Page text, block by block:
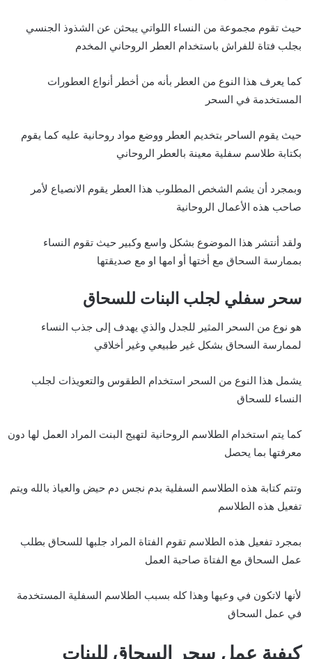
حيث تقوم مجموعة من النساء اللواتي يبحثن عن الشذوذ الجنسي
بجلب فتاة للفراش باستخدام العطر الروحاني المخدم
كما يعرف هذا النوع من العطر بأنه من أخطر أنواع العطورات
المستخدمة في السحر
حيث يقوم الساحر بتخديم العطر ووضع مواد روحانية عليه كما يقوم
بكتابة طلاسم سفلية معينة بالعطر الروحاني
وبمجرد أن يشم الشخص المطلوب هذا العطر يقوم الانصياع لأمر
صاحب هذه الأعمال الروحانية
ولقد أنتشر هذا الموضوع بشكل واسع وكبير حيث تقوم النساء
بممارسة السحاق مع أختها أو امها او مع صديقتها
سحر سفلي لجلب البنات للسحاق
هو نوع من السحر المثير للجدل والذي يهدف إلى جذب النساء
لممارسة السحاق بشكل غير طبيعي وغير أخلاقي
يشمل هذا النوع من السحر استخدام الطقوس والتعويذات لجلب
النساء للسحاق
كما يتم استخدام الطلاسم الروحانية لتهيج البنت المراد العمل لها دون
معرفتها بما يحصل
وتتم كتابة هذه الطلاسم السفلية بدم نجس دم حيض والعياذ بالله ويتم
تفعيل هذه الطلاسم
بمجرد تفعيل هذه الطلاسم تقوم الفتاة المراد جلبها للسحاق بطلب
عمل السحاق مع الفتاة صاحبة العمل
لأنها لاتكون في وعيها وهذا كله بسبب الطلاسم السفلية المستخدمة
في عمل السحاق
كيفية عمل سحر السحاق للبنات